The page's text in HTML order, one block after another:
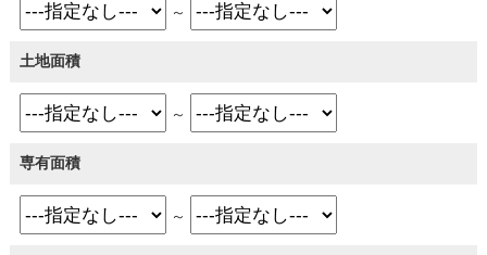
～
土地面積
～
専有面積
～